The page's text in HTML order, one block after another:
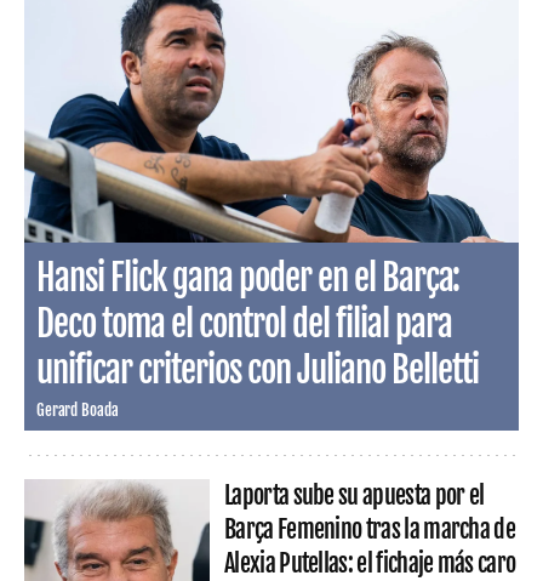
Hansi Flick gana poder en el Barça:
Deco toma el control del filial para
unificar criterios con Juliano Belletti
Gerard Boada
Laporta sube su apuesta por el
Barça Femenino tras la marcha de
Alexia Putellas: el fichaje más caro